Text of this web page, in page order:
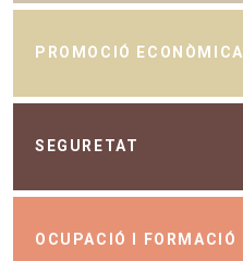
PROMOCIÓ ECONÒMICA
SEGURETAT
OCUPACIÓ I FORMACIÓ